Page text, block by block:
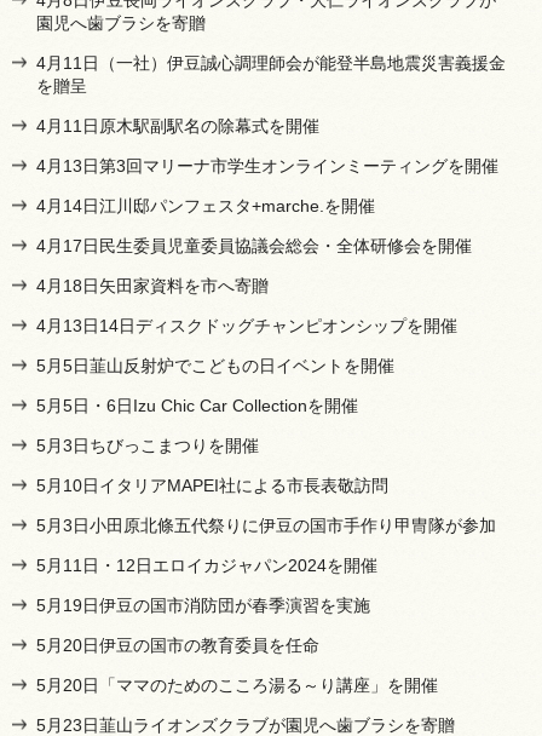
園児へ歯ブラシを寄贈
4月11日（一社）伊豆誠心調理師会が能登半島地震災害義援金
を贈呈
4月11日原木駅副駅名の除幕式を開催
4月13日第3回マリーナ市学生オンラインミーティングを開催
4月14日江川邸パンフェスタ+marche.を開催
4月17日民生委員児童委員協議会総会・全体研修会を開催
4月18日矢田家資料を市へ寄贈
4月13日14日ディスクドッグチャンピオンシップを開催
5月5日韮山反射炉でこどもの日イベントを開催
5月5日・6日Izu Chic Car Collectionを開催
5月3日ちびっこまつりを開催
5月10日イタリアMAPEI社による市長表敬訪問
5月3日小田原北條五代祭りに伊豆の国市手作り甲冑隊が参加
5月11日・12日エロイカジャパン2024を開催
5月19日伊豆の国市消防団が春季演習を実施
5月20日伊豆の国市の教育委員を任命
5月20日「ママのためのこころ湯る～り講座」を開催
5月23日韮山ライオンズクラブが園児へ歯ブラシを寄贈